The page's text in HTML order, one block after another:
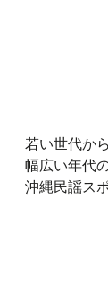
若い世代か
幅広い年代
沖縄民謡ス